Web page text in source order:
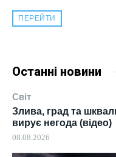
ПЕРЕЙТИ
Останні новини
Світ
Злива, град та
вирує негода (відео)
08.08.2026